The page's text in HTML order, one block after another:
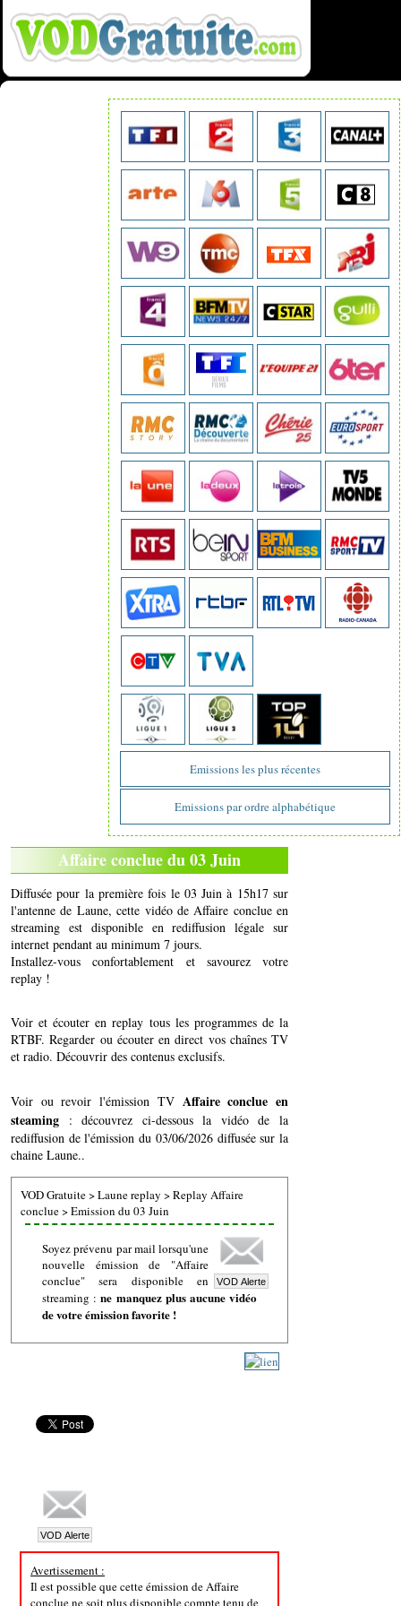
Emissions les plus récentes
Emissions par ordre alphabétique
Affaire conclue du 03 Juin
Diffusée pour la première fois le 03 Juin à 15h17 sur
l'antenne de Laune, cette vidéo de Affaire conclue en
streaming est disponible en rediffusion légale sur
internet pendant au minimum 7 jours.
Installez-vous confortablement et savourez votre
replay !
Voir et écouter en replay tous les programmes de la
RTBF. Regarder ou écouter en direct vos chaînes TV
et radio. Découvrir des contenus exclusifs.
Voir ou revoir l'émission TV Affaire conclue en
steaming : découvrez ci-dessous la vidéo de la
rediffusion de l'émission du 03/06/2026 diffusée sur la
chaine Laune..
VOD Gratuite>Laune replay >Replay Affaire
conclue>Emission du 03 Juin
Soyez prévenu par mail lorsqu'une
nouvelle émission de "Affaire
conclue" sera disponible en
streaming :ne manquez plus aucune vidéo
de votre émission favorite !
Avertissement :
Il est possible que cette émission de Affaire
conclue ne soit plus disponible compte tenu de